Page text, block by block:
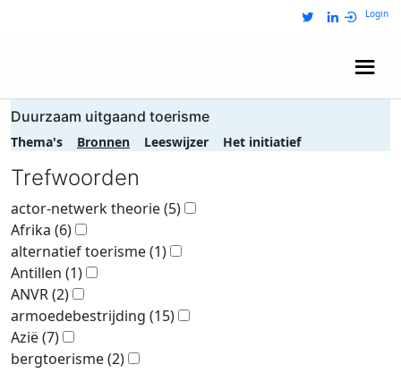
Login
Duurzaam uitgaand toerisme
Thema's Bronnen Leeswijzer Het initiatief
Trefwoorden
actor-netwerk theorie(5)
Afrika (6)
alternatief toerisme(1)
Antillen (1)
ANVR(2)
armoedebestrijding (15)
Azië(7)
bergtoerisme(2)